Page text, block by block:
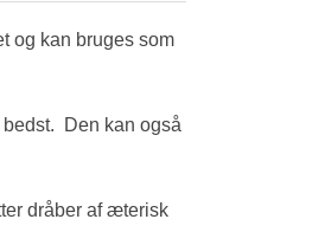
og kan bruges som
Den kan også
dråber af æterisk